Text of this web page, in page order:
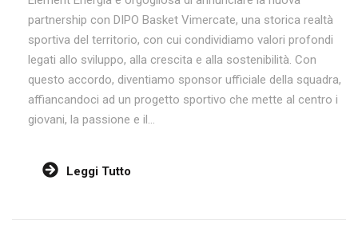
partnership con DIPO Basket Vimercate, una storica realtà
sportiva del territorio, con cui condividiamo valori profondi
legati allo sviluppo, alla crescita e alla sostenibilità. Con
questo accordo, diventiamo sponsor ufficiale della squadra,
affiancandoci ad un progetto sportivo che mette al centro i
giovani, la passione e il...
Leggi Tutto